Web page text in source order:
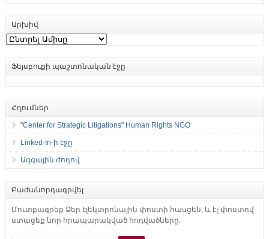
Արխիվ
Արխիվ
Ֆեյսբուքի պաշտոնական էջը
Հղումներ
"Center for Strategic Litigations" Human Rights NGO
Linked-In-ի էջը
Ազգային ժողով
Բաժանորդագրվել
Մուտքագրեք Ձեր էլեկտրոնային փոստի հասցեն, և էլ-փոստով
ստացեք նոր հրապարակված հոդվածները: